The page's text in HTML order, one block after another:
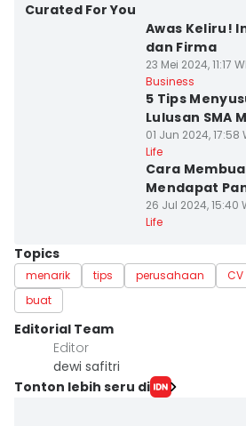
Curated For You
Awas Keliru!
dan Firma
23 Mei 2024, 11:17
Business
5 Tips
Lulusan SMA
01 Jun 2024, 17:58
Life
Cara
Mendapat
26 Jul 2024, 15:40
Life
Topics
menarik tips perusahaan CV
buat
Editorial Team
Editor
dewi safitri
Tonton lebih seru di